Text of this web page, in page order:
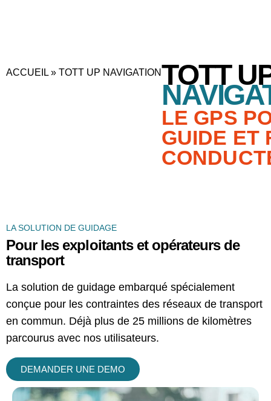
ACCUEIL » TOTT UP NAVIGATIONTOTT
LE GPS
GUIDE ET
LA SOLUTION DE GUIDAGE
Pour les exploitants et opérateurs de
transport
La solution de guidage embarqué spécialement
conçue pour les contraintes des réseaux de transport
en commun. Déjà plus de 25 millions de kilomètres
parcourus avec nos utilisateurs.
DEMANDER UNE DEMO